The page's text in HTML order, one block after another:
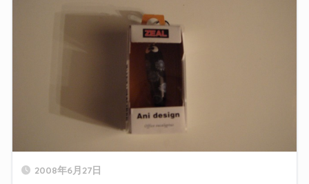
2008年6月27日